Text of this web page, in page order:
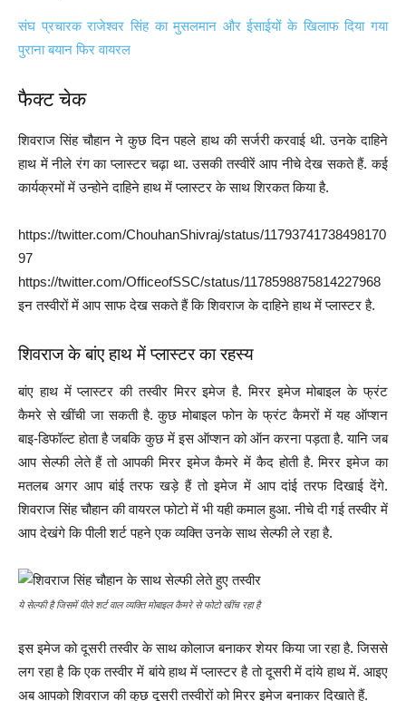
संघ प्रचारक राजेश्वर सिंह का मुसलमान और ईसाईयों के खिलाफ दिया गया
पुराना बयान फिर वायरल
फैक्ट चेक
शिवराज सिंह चौहान ने कुछ दिन पहले हाथ की सर्जरी करवाई थी. उनके दाहिने
हाथ में नीले रंग का प्लास्टर चढ़ा था. उसकी तस्वीरें आप नीचे देख सकते हैं. कई
कार्यक्रमों में उन्होने दाहिने हाथ में प्लास्टर के साथ शिरकत किया है.
https://twitter.com/ChouhanShivraj/status/11793741738498170
97
https://twitter.com/OfficeofSSC/status/1178598875814227968
इन तस्वीरों में आप साफ देख सकते हैं कि शिवराज के दाहिने हाथ में प्लास्टर है.
शिवराज के बांए हाथ में प्लास्टर का रहस्य
बांए हाथ में प्लास्टर की तस्वीर मिरर इमेज है. मिरर इमेज मोबाइल के फ्रंट
कैमरे से खींची जा सकती है. कुछ मोबाइल फोन के फ्रंट कैमरों में यह ऑप्शन
बाइ-डिफॉल्ट होता है जबकि कुछ में इस ऑप्शन को ऑन करना पड़ता है. यानि जब
आप सेल्फी लेते हैं तो आपकी मिरर इमेज कैमरे में कैद होती है. मिरर इमेज का
मतलब अगर आप बांई तरफ खड़े हैं तो इमेज में आप दांई तरफ दिखाई देंगे.
शिवराज सिंह चौहान की वायरल फोटो में भी यही कमाल हुआ. नीचे दी गई तस्वीर में
आप देखंगे कि पीली शर्ट पहने एक व्यक्ति उनके साथ सेल्फी ले रहा है.
ये सेल्फी है जिसमें पीले शर्ट वाल व्यक्ति मोबाइल कैमरे से फोटो खींच रहा है
इस इमेज को दूसरी तस्वीर के साथ कोलाज बनाकर शेयर किया जा रहा है. जिससे
लग रहा है कि एक तस्वीर में बांये हाथ में प्लास्टर है तो दूसरी में दांये हाथ में. आइए
अब आपको शिवराज की कुछ दूसरी तस्वीरों को मिरर इमेज बनाकर दिखाते हैं.